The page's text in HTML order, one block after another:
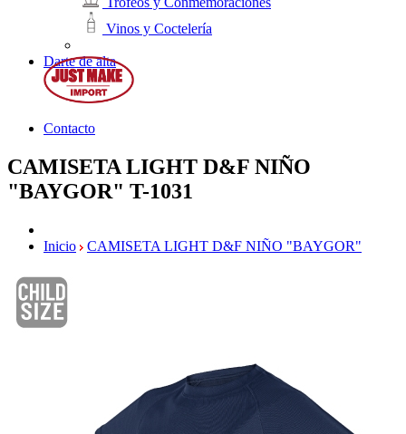
Vinos y Coctelería
Darte de alta
Contacto
CAMISETA LIGHT D&F NIÑO
"BAYGOR" T-1031
Inicio CAMISETA LIGHT D&F NIÑO "BAYGOR"